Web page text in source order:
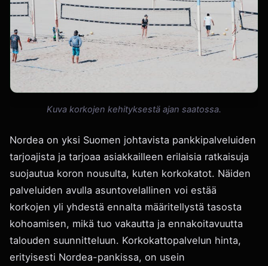
Kuva korkojen kehityksestä ajan saatossa.
Nordea on yksi Suomen johtavista pankkipalveluiden
tarjoajista ja tarjoaa asiakkailleen erilaisia ratkaisuja
suojautua koron nousulta, kuten korkokatot. Näiden
palveluiden avulla asuntovelallinen voi estää
korkojen yli yhdestä ennalta määritellystä tasosta
kohoamisen, mikä tuo vakautta ja ennakoitavuutta
talouden suunnitteluun. Korkokattopalvelun hinta,
erityisesti Nordea-pankissa, on usein